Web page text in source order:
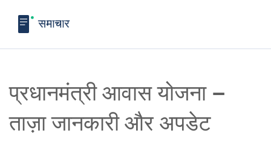
प्रधानमंत्री आवास योजना –
ताज़ा जानकारी और अपडेट